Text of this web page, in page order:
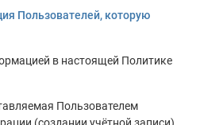
Пользователей, которую
в настоящей Политике
Пользователем